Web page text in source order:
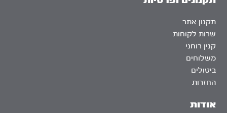
אודות
תקנון אתר
שרות לקוחות
קנין רוחני
משלוחים
ביטולים
החזרות